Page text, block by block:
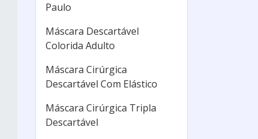
Paulo
Máscara Descartável
Colorida Adulto
Máscara Cirúrgica
Descartável Com Elástico
Máscara Cirúrgica Tripla
Descartável